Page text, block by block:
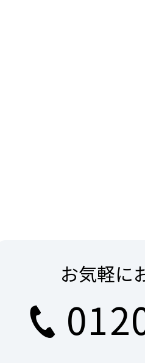
お気軽に